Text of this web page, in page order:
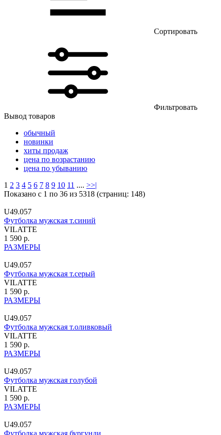
Сортировать
Фильтровать
Вывод товаров
обычный
новинки
хиты продаж
цена по возрастанию
цена по убыванию
1 2 3 4 5 6 7 8 9 10 11 .... >>|
Показано с 1 по 36 из 5318 (страниц: 148)
U49.057
Футболка мужская т.синий
VILATTE
1 590 р.
РАЗМЕРЫ
U49.057
Футболка мужская т.серый
VILATTE
1 590 р.
РАЗМЕРЫ
U49.057
Футболка мужская т.оливковый
VILATTE
1 590 р.
РАЗМЕРЫ
U49.057
Футболка мужская голубой
VILATTE
1 590 р.
РАЗМЕРЫ
U49.057
Футболка мужская бургунди